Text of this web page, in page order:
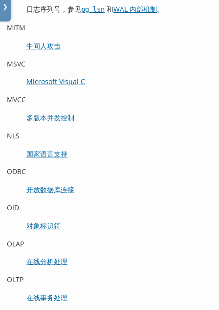
❯ 日志序列号，参见pg_lsn 和WAL 内部机制。
MITM
中间人攻击
MSVC
Microsoft Visual C
MVCC
多版本并发控制
NLS
国家语言支持
ODBC
开放数据库连接
OID
对象标识符
OLAP
在线分析处理
OLTP
在线事务处理